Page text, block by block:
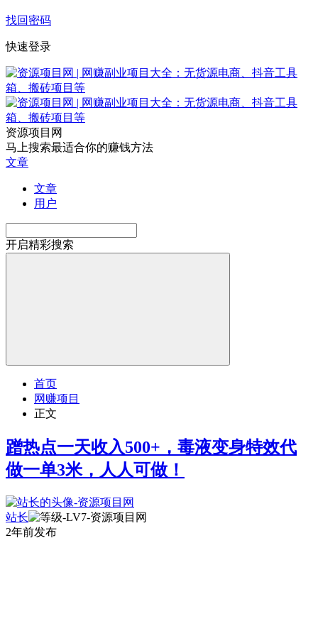
找回密码
快速登录
资源项目网
马上搜索最适合你的赚钱方法
文章
文章
用户
开启精彩搜索
首页
网赚项目
正文
蹭热点一天收入500+，毒液变身特效代
做一单3米，人人可做！
站长
2年前发布